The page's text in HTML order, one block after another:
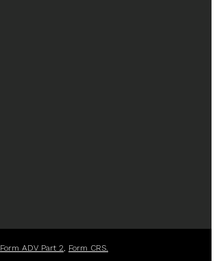
Form ADV Part 2
Form CRS.